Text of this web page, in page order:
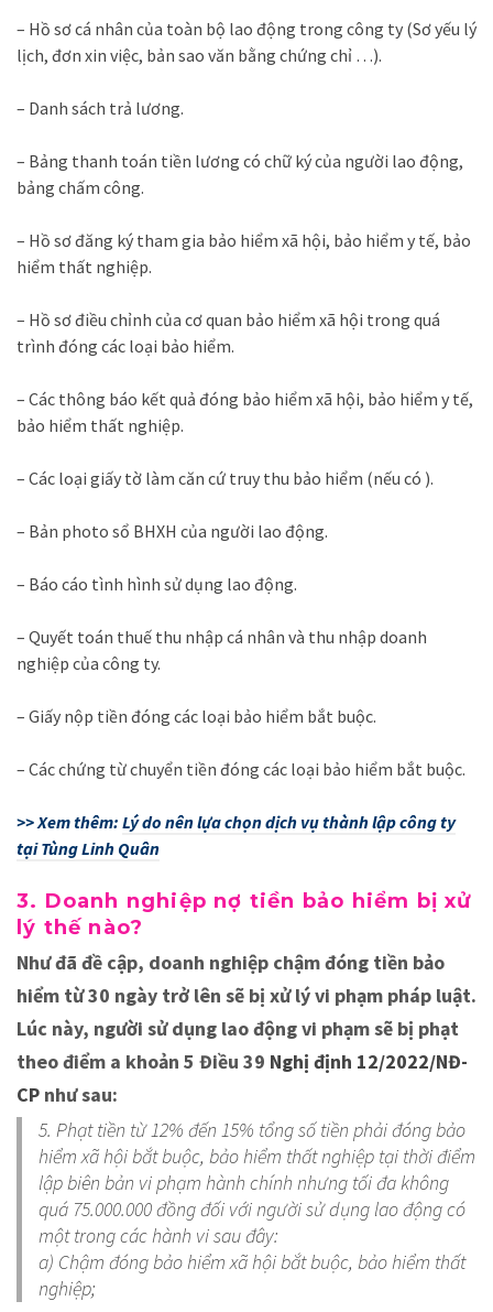
– Hồ sơ cá nhân của toàn bộ lao động trong công ty (Sơ yếu lý
lịch, đơn xin việc, bản sao văn bằng chứng chỉ …).
– Danh sách trả lương.
– Bảng thanh toán tiền lương có chữ ký của người lao động,
bảng chấm công.
– Hồ sơ đăng ký tham gia bảo hiểm xã hội, bảo hiểm y tế, bảo
hiểm thất nghiệp.
– Hồ sơ điều chỉnh của cơ quan bảo hiểm xã hội trong quá
trình đóng các loại bảo hiểm.
– Các thông báo kết quả đóng bảo hiểm xã hội, bảo hiểm y tế,
bảo hiểm thất nghiệp.
– Các loại giấy tờ làm căn cứ truy thu bảo hiểm (nếu có ).
– Bản photo sổ BHXH của người lao động.
– Báo cáo tình hình sử dụng lao động.
– Quyết toán thuế thu nhập cá nhân và thu nhập doanh
nghiệp của công ty.
– Giấy nộp tiền đóng các loại bảo hiểm bắt buộc.
– Các chứng từ chuyển tiền đóng các loại bảo hiểm bắt buộc.
>> Xem thêm: Lý do nên lựa chọn dịch vụ thành lập công ty
tại Tùng Linh Quân
3. Doanh nghiệp nợ tiền bảo hiểm bị xử
lý thế nào?
Như đã đề cập, doanh nghiệp chậm đóng tiền bảo
hiểm từ 30 ngày trở lên sẽ bị xử lý vi phạm pháp luật.
Lúc này, người sử dụng lao động vi phạm sẽ bị phạt
theo điểm a khoản 5 Điều 39 Nghị định 12/2022/NĐ-
CP như sau:
5. Phạt tiền từ 12% đến 15% tổng số tiền phải đóng bảo
hiểm xã hội bắt buộc, bảo hiểm thất nghiệp tại thời điểm
lập biên bản vi phạm hành chính nhưng tối đa không
quá 75.000.000 đồng đối với người sử dụng lao động có
một trong các hành vi sau đây:
a) Chậm đóng bảo hiểm xã hội bắt buộc, bảo hiểm thất
nghiệp;